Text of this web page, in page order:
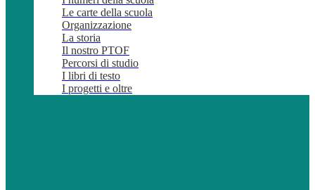
Le carte della scuola
Organizzazione
La storia
Il nostro PTOF
Percorsi di studio
I libri di testo
I progetti e oltre